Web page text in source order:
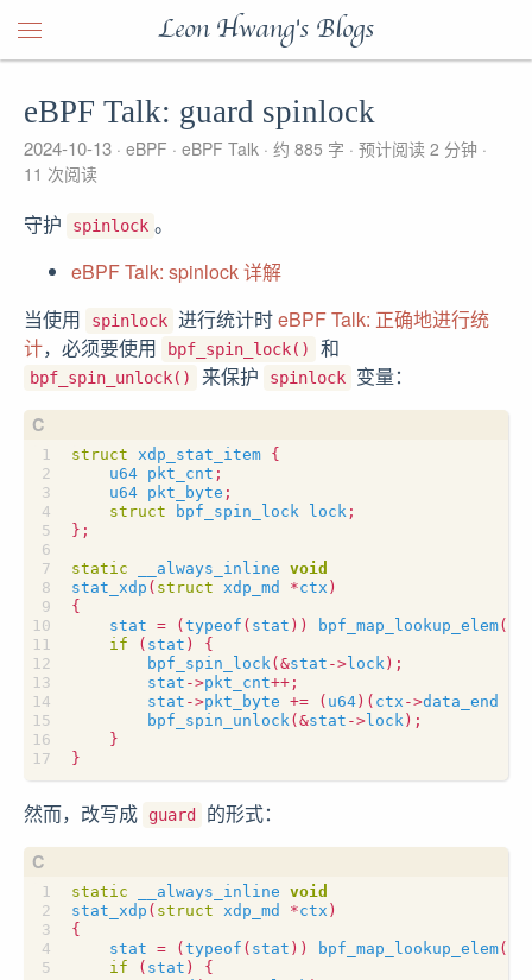
Leon Hwang's Blogs
eBPF Talk: guard spinlock
2024-10-13 eBPF eBPF Talk 约 885 字
预计阅读 2 分钟
11 次阅读
守护 spinlock 。
eBPF Talk: spinlock 详解
当使用
spinlock 进行统计时eBPF Talk: 正确地进行统
计，必须要使用 bpf_spin_lock() 和
bpf_spin_unlock() 来保护 spinlock 变量：
struct xdp_stat_item {
u64 pkt_cnt ;
u64 pkt_byte ;
struct
bpf_spin_lock lock ;
};
static __always_inline void
stat_xdp ( struct xdp_md *ctx )
{
stat = ( typeof ( stat )) bpf_map_lookup_elem(
if
( stat )
{
bpf_spin_lock( &stat ->lock );
stat ->pkt_cnt++ ;
stat ->pkt_byte += ( u64 )( ctx ->data_end
bpf_spin_unlock( &stat ->lock );
}
}
然而，改写成 guard 的形式：
static __always_inline void
stat_xdp ( struct xdp_md *ctx )
{
stat = ( typeof ( stat )) bpf_map_lookup_elem(
if
( stat )
{